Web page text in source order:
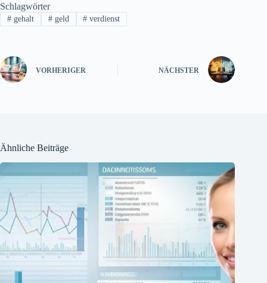
Schlagwörter
#gehalt #geld # verdienst
VORHERIGER NÄCHSTER
Ähnliche Beiträge